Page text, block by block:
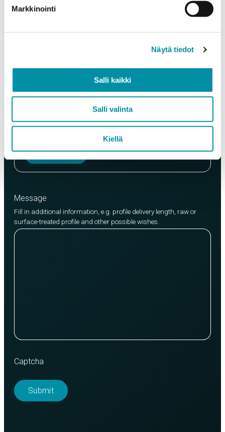
Markkinointi
Näytä tiedot
Salli kaikki
Salli valinta
Kiellä
Quality
EN AW-6082 (min. 500kg)
Add product
Message
Fill in additional information, e.g. profile delivery length, raw or
surface-treated profile and other possible wishes.
Captcha